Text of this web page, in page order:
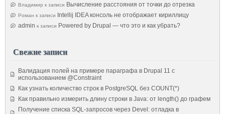
Владимир к записи Вычисление расстояния от точки до отрезка
Роман к записи Intellij IDEA консоль не отображает кириллицу
admin к записи Powered by Drupal — что это и как убрать?
Свежие записи
Валидация полей на примере параграфа в Drupal 11 с
использованием @Constraint
Как узнать количество строк в PostgreSQL без COUNT(*)
Как правильно измерить длину строки в Java: от length() до графем
Получение списка SQL-запросов через Devel: отладка в